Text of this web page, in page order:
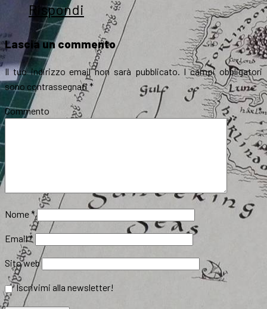
Rispondi
Lascia un commento
Il tuo indirizzo email non sarà pubblicato. I campi obbligatori
sono contrassegnati*
Commento*
Nome*
Email*
Sito web
Iscrivimi alla newsletter!